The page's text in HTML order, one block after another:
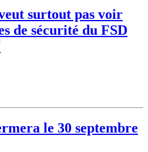
surtout pas voir
de sécurité du FSD
le 30 septembre